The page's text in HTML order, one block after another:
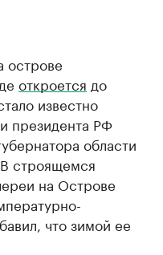
острове
откроется до
известно
президента РФ
области
строящемся
на Острове
что зимой ее